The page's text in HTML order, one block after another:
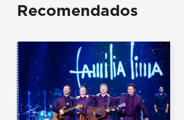
Recomendados